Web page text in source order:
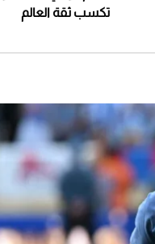
تكسب ثقة العالم